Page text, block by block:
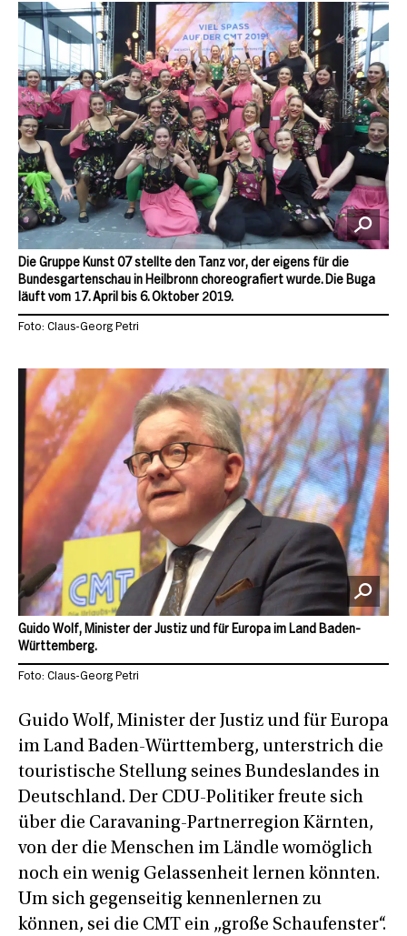
Die Gruppe Kunst 07 stellte den Tanz vor, der eigens für die
Bundesgartenschau in Heilbronn choreografiert wurde. Die Buga
läuft vom 17. April bis 6. Oktober 2019.
Foto: Claus-Georg Petri
Guido Wolf, Minister der Justiz und für Europa
im Land Baden-Württemberg, unterstrich die
touristische Stellung seines Bundeslandes in
Deutschland. Der CDU-Politiker freute sich
über die Caravaning-Partnerregion Kärnten,
von der die Menschen im Ländle womöglich
noch ein wenig Gelassenheit lernen könnten.
Um sich gegenseitig kennenlernen zu
können, sei die CMT ein „große Schaufenster“.
Guido Wolf, Minister der Justiz und für Europa im Land Baden-
Württemberg.
Foto: Claus-Georg Petri